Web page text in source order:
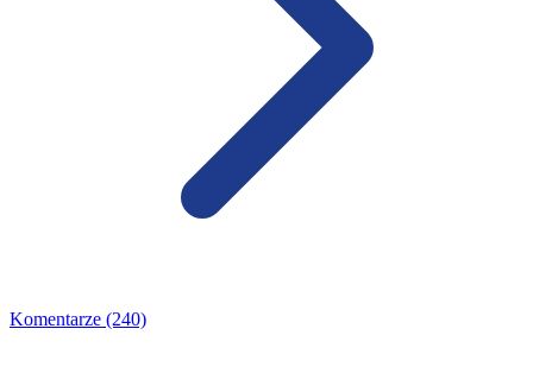
Komentarze (240)